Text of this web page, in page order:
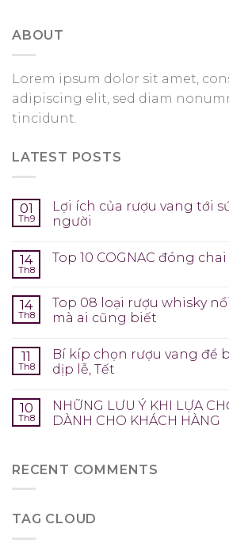
ABOUT
Lorem ipsum dolor sit amet,
adipiscing elit, sed diam
tincidunt.
LATEST POSTS
01
Th9
Lợi ích của rượu vang tới
người
14
Th8
Top 10 COGNAC đóng
14
Th8
Top 08 loại rượu whisky
mà ai cũng biết
11
Th8
Bí kíp chọn rượu vang để
dịp lễ, Tết
10
Th8
NHỮNG LƯU Ý KHI LỰA
DÀNH CHO KHÁCH HÀNG
RECENT COMMENTS
TAG CLOUD